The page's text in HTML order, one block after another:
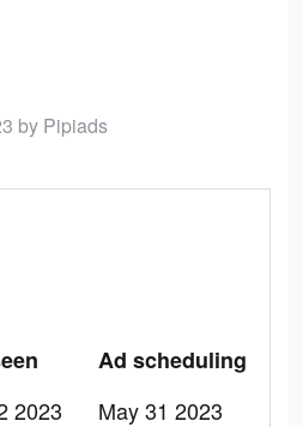
by Pipiads
2023
Ad scheduling
May 31 2023